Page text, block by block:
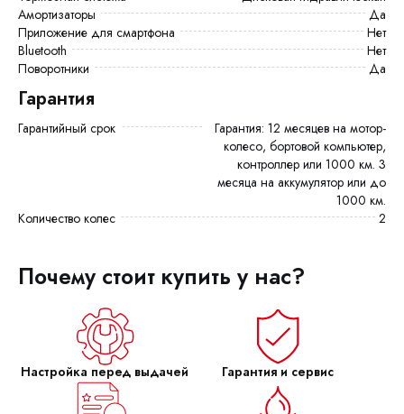
Амортизаторы
Да
Приложение для смартфона
Нет
Bluetooth
Нет
Поворотники
Да
Гарантия
Гарантийный срок
Гарантия: 12 месяцев на мотор-
колесо, бортовой компьютер,
контроллер или 1000 км. 3
месяца на аккумулятор или до
1000 км.
Количество колес
2
Почему стоит купить у нас?
Настройка перед выдачей Гарантия и сервис